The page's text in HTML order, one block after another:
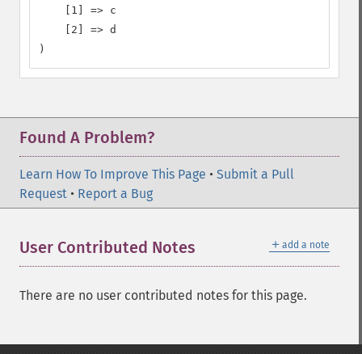
    [1] => c
    [2] => d
)
Found A Problem?
Learn How To Improve This Page • Submit a Pull
Request • Report a Bug
＋ add a note
User Contributed Notes
There are no user contributed notes for this page.